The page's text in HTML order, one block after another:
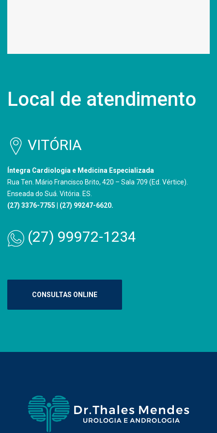
Local de atendimento
VITÓRIA
Íntegra Cardiologia e Medicina Especializada
Rua Ten. Mário Francisco Brito, 420 – Sala 709 (Ed. Vértice).
Enseada do Suá. Vitória. ES.
(27) 3376-7755 | (27) 99247-6620.
(27) 99972-1234
CONSULTAS ONLINE